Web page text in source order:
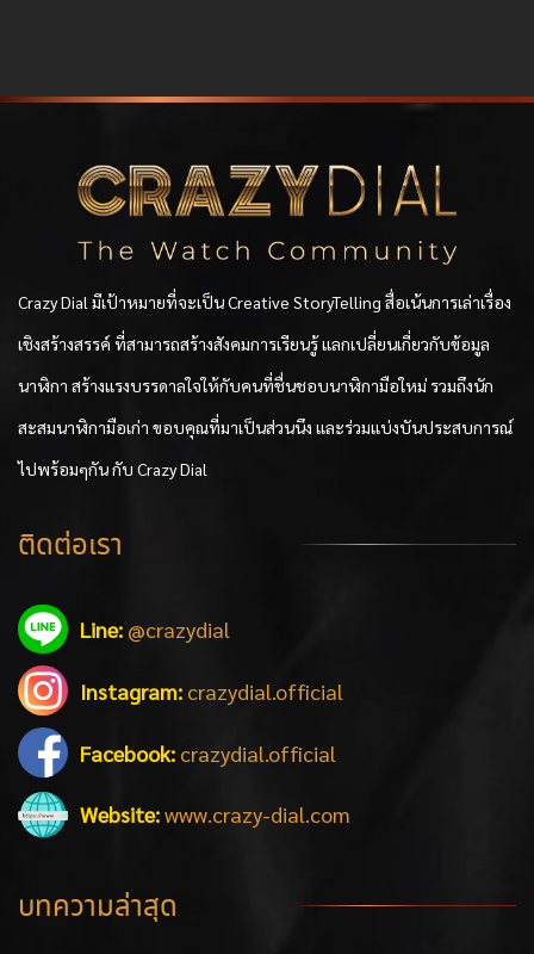
Crazy Dial มีเป้าหมายที่จะเป็น Creative StoryTelling สื่อเน้นการเล่าเรื่อง
เชิงสร้างสรรค์ ที่สามารถสร้างสังคมการเรียนรู้ แลกเปลี่ยนเกี่ยวกับข้อมูล
นาฬิกา สร้างแรงบรรดาลใจให้กับคนที่ชื่นชอบนาฬิกามือใหม่ รวมถึงนัก
สะสมนาฬิกามือเก่า ขอบคุณที่มาเป็นส่วนนึง และร่วมแบ่งบันประสบการณ์
ไปพร้อมๆกัน กับ Crazy Dial
ติดต่อเรา
Line: @crazydial
Instagram: crazydial.official
Facebook: crazydial.official
Website:www.crazy-dial.com
บทความล่าสุด